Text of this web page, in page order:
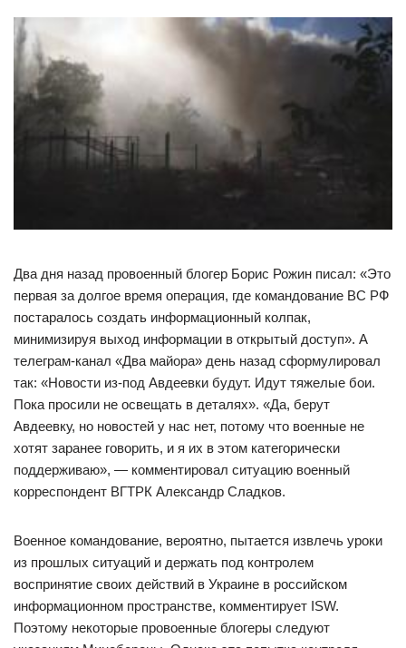
Два дня назад провоенный блогер Борис Рожин писал: «Это
первая за долгое время операция, где командование ВС РФ
постаралось создать информационный колпак,
минимизируя выход информации в открытый доступ». А
телеграм-канал «Два майора» день назад сформулировал
так: «Новости из-под Авдеевки будут. Идут тяжелые бои.
Пока просили не освещать в деталях». «Да, берут
Авдеевку, но новостей у нас нет, потому что военные не
хотят заранее говорить, и я их в этом категорически
поддерживаю», — комментировал ситуацию военный
корреспондент ВГТРК Александр Сладков.
Военное командование, вероятно, пытается извлечь уроки
из прошлых ситуаций и держать под контролем
воспринятие своих действий в Украине в российском
информационном пространстве, комментирует ISW.
Поэтому некоторые провоенные блогеры следуют